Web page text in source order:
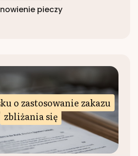
pieczy
o zastosowanie zakazu
zbliżania się